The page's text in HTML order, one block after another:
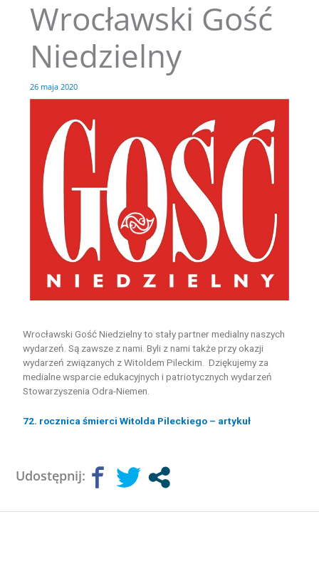
PrzejdźWrocławski Gość
Niedzielny
26 maja 2020
Wrocławski Gość Niedzielny to stały partner medialny naszych
wydarzeń. Są zawsze z nami. Byli z nami także przy okazji
wydarzeń związanych z Witoldem Pileckim. Dziękujemy za
medialne wsparcie edukacyjnych i patriotycznych wydarzeń
Stowarzyszenia Odra-Niemen.
72. rocznica śmierci Witolda Pileckiego – artykuł
Udostępnij: